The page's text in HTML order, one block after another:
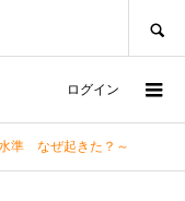
ログイン
準 なぜ起きた？～